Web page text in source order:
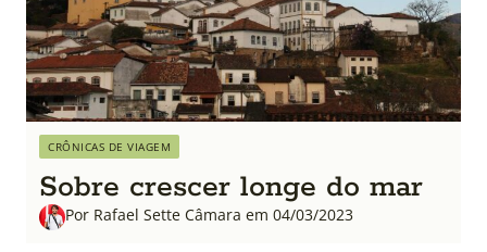
CRÔNICAS DE VIAGEM
Sobre crescer longe do mar
Por Rafael Sette Câmara em 04/03/2023